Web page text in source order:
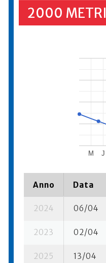
2000 METRI
M J
Anno Data
2024 06/04
2023 02/04
2025 13/04